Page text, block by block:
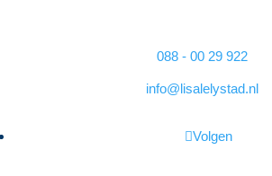
088 - 00 29 922
info@lisalelystad.nl
Volgen